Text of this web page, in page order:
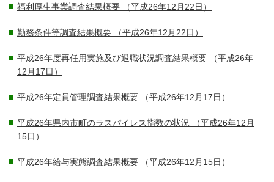
福利厚生事業調査結果概要 （平成26年12月22日）
勤務条件等調査結果概要 （平成26年12月22日）
平成26年度再任用実施及び退職状況調査結果概要 （平成26年
12月17日）
平成26年定員管理調査結果概要 （平成26年12月17日）
平成26年県内市町のラスパイレス指数の状況
（平成26年12月
15日）
平成26年給与実態調査結果概要 （平成26年12月15日）